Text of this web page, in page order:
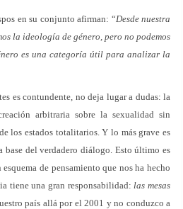
en su conjunto afirman: “Desde nuestra
la ideología de género, pero no podemos
es una categoría útil para analizar la
es contundente, no deja lugar a dudas: la
arbitraria sobre la sexualidad sin
los estados totalitarios. Y lo más grave es
base del verdadero diálogo. Esto último es
de pensamiento que nos ha hecho
tiene una gran responsabilidad:las mesas
país allá por el 2001 y no conduzco a